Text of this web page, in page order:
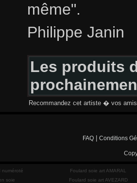
même".
Philippe Janin
Les produits
Recommandez cet artiste � vos
FAQ Conditions
numéroté
soie
Foulard soie art AMARAL
Foulard soie art AVEZARD